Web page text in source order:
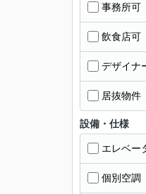
事務所可
飲食店可
デザイナ
居抜物件
設備・仕様
エレベー
個別空調